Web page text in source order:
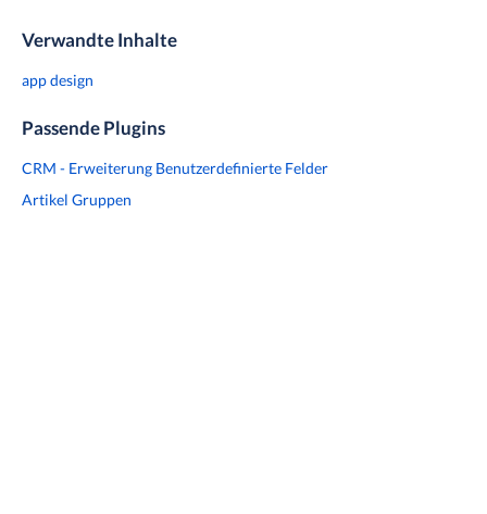
Verwandte Inhalte
app design
Passende Plugins
CRM - Erweiterung Benutzerdefinierte Felder
Artikel Gruppen